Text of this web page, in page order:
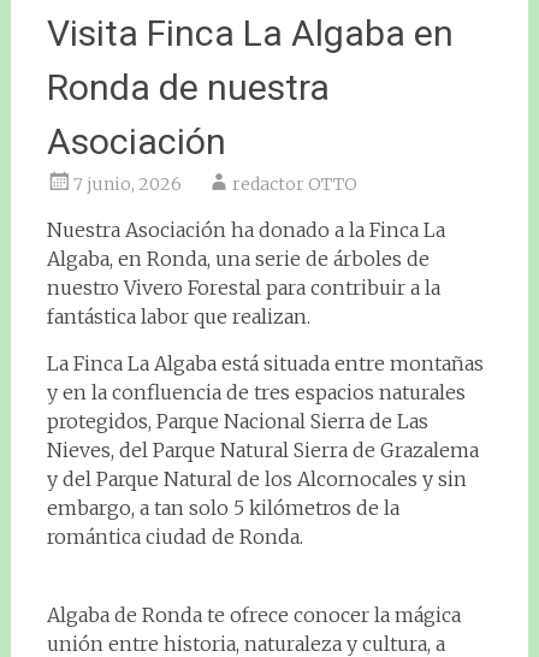
Visita Finca La Algaba en
Ronda de nuestra
Asociación
7 junio, 2026 redactor OTTO
Nuestra Asociación ha donado a la Finca La
Algaba, en Ronda, una serie de árboles de
nuestro Vivero Forestal para contribuir a la
fantástica labor que realizan.
La Finca La Algaba está situada entre montañas
y en la confluencia de tres espacios naturales
protegidos, Parque Nacional Sierra de Las
Nieves, del Parque Natural Sierra de Grazalema
y del Parque Natural de los Alcornocales y sin
embargo, a tan solo 5 kilómetros de la
romántica ciudad de Ronda.
Algaba de Ronda te ofrece conocer la mágica
unión entre historia, naturaleza y cultura, a